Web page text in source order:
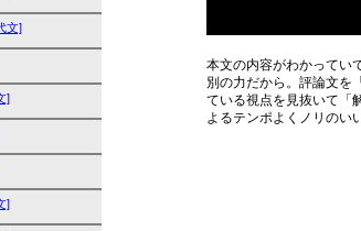
文]
]
]
本文の内容がわかってい
別の力だから。評論文を
ている視点を見抜いて「
よるテンポよくノリのい